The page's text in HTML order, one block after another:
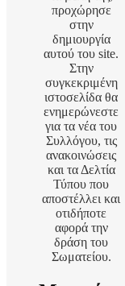
προχώρησε
στην
δημιουργία
αυτού του site.
Στην
συγκεκριμένη
ιστοσελίδα θα
ενημερώνεστε
για τα νέα του
Συλλόγου, τις
ανακοινώσεις
και τα Δελτία
Τύπου που
αποστέλλει και
οτιδήποτε
αφορά την
δράση του
Σωματείου.